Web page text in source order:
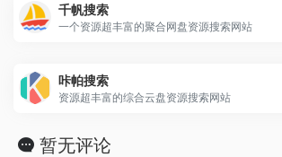
千帆搜索
一个资源超丰富的聚合网盘资源搜索网站
咔帕搜索
资源超丰富的综合云盘资源搜索网站
暂无评论